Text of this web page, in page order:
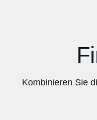
Kombinieren Sie